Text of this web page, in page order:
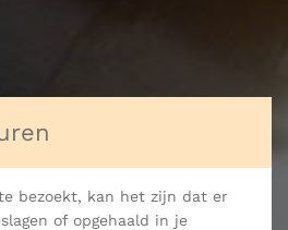
bezoekt, kan het zijn dat er
of opgehaald in je